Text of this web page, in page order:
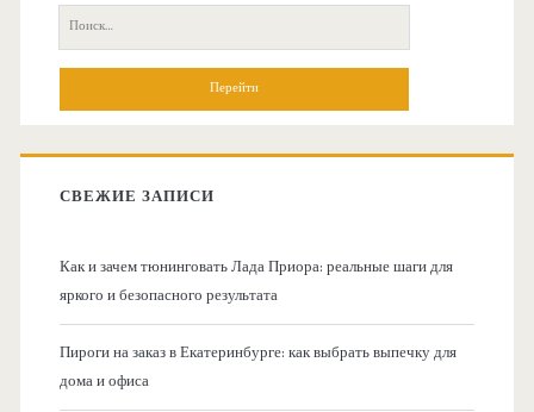
П
о
:
СВЕЖИЕ ЗАПИСИ
Как и зачем тюнинговать Лада Приора: реальные шаги для
яркого и безопасного результата
Пироги на заказ в Екатеринбурге: как выбрать выпечку для
дома и офиса